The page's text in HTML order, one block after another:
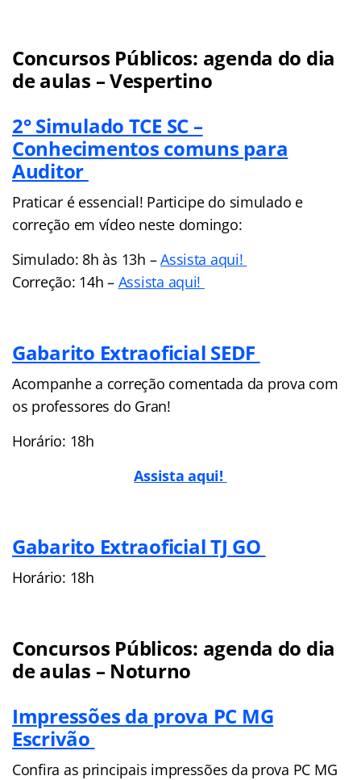
Concursos Públicos: agenda do dia
de aulas – Vespertino
2° Simulado TCE SC –
Conhecimentos comuns para
Auditor
Praticar é essencial! Participe do simulado e
correção em vídeo neste domingo:
Simulado: 8h às 13h –Assista aqui!
Correção: 14h – Assista aqui!
Gabarito Extraoficial SEDF
Acompanhe a correção comentada da prova com
os professores do Gran!
Horário: 18h
Assista aqui!
Gabarito Extraoficial TJ GO
Horário: 18h
Concursos Públicos: agenda do dia
de aulas – Noturno
Impressões da prova PC MG
Escrivão
Confira as principais impressões da prova PC MG